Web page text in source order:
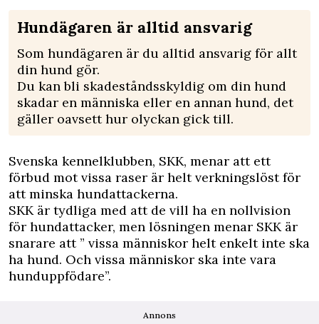
Hundägaren är alltid ansvarig
Som hundägaren är du alltid ansvarig för allt
din hund gör.
Du kan bli skadeståndsskyldig om din hund
skadar en människa eller en annan hund, det
gäller oavsett hur olyckan gick till.
Svenska kennelklubben, SKK, menar att ett
förbud mot vissa raser är helt verkningslöst för
att minska hundattackerna.
SKK är tydliga med att de vill ha en nollvision
för hundattacker, men lösningen menar SKK är
snarare att ” vissa människor helt enkelt inte ska
ha hund. Och vissa människor ska inte vara
hunduppfödare”.
Annons